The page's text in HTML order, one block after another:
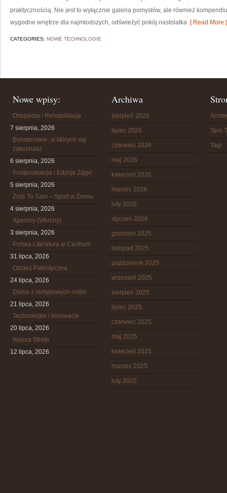
praktycznością. Nie jest to wyłącznie galeria pomysłów, ale również
wygodne wnętrze dla najmłodszych, odświeżyć pokój nastolatka [ Read More ]
CATEGORIES: NOWE TECHNOLOGIE
Nowe wpisy:
Ortopedia i Rehabilitacja
7 sierpnia, 2026
Bohaterowie, w których się
zakochasz
6 sierpnia, 2026
Postprodukcja i Edycja Zdjęć
5 sierpnia, 2026
Zrób To Sam – Sport w Domu
4 sierpnia, 2026
Apeniny (Włochy)
3 sierpnia, 2026
Polska Literatura w Centrum
31 lipca, 2026
Odzież Patriotyczna
24 lipca, 2026
Dania z nietypowych roślin
21 lipca, 2026
Technologie i Innowacje
20 lipca, 2026
Wasza Strefa
12 lipca, 2026
Archiwa
sierpień 2026
lipiec 2026
czerwiec 2026
maj 2026
kwiecień 2026
marzec 2026
luty 2026
styczeń 2026
grudzień 2025
listopad 2025
październik 2025
wrzesień 2025
sierpień 2025
lipiec 2025
czerwiec 2025
maj 2025
kwiecień 2025
marzec 2025
luty 2025
Spis
Tagi